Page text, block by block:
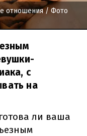
отношения/ Фото
с
на
ли ваша